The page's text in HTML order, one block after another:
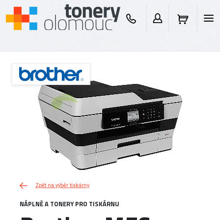
Zpět na výběr tiskárny
NÁPLNĚ A TONERY PRO TISKÁRNU